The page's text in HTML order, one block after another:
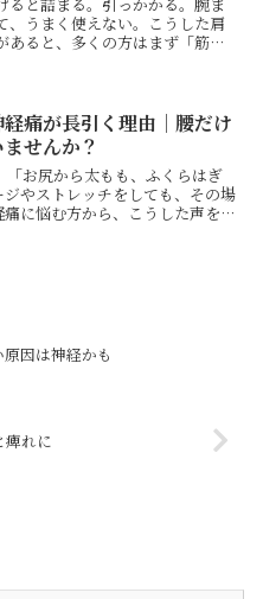
、うまく使えない。こうした肩
あると、多くの方はまず「筋肉
、腋窩神経の癒着...
痛が長引く理由｜腰だけ
せんか？
「お尻から太もも、ふくらはぎ
やストレッチをしても、その場
に悩む方から、こうした声を多
因は神経かも
痺れに